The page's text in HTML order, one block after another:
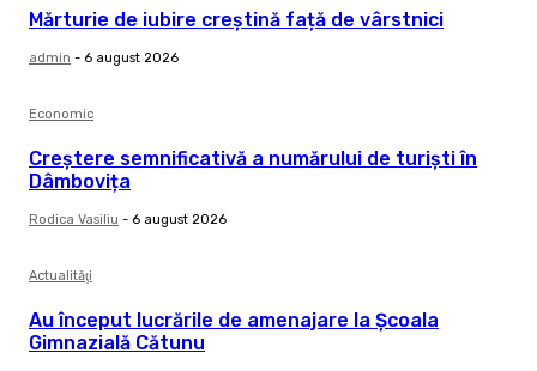
Mărturie de iubire creștină față de vârstnici
admin - 6 august 2026
Economic
Creștere semnificativă a numărului de turiști în
Dâmbovița
Rodica Vasiliu - 6 august 2026
Actualităţi
Au început lucrările de amenajare la Școala
Gimnazială Cătunu